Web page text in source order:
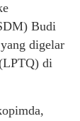
Budi
digelar
di